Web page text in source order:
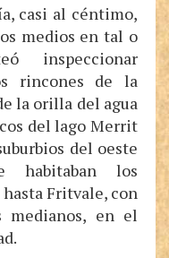
casi al céntimo,
medios en tal o
inspeccionar
rincones de la
la orilla del agua
del lago Merrit
del oeste
habitaban los
Fritvale, con
medianos, en el